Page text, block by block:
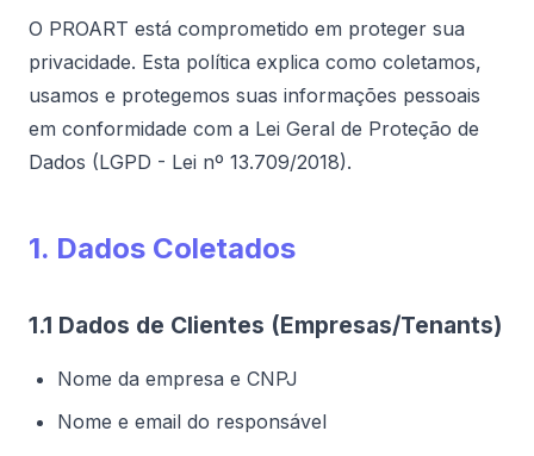
O PROART está comprometido em proteger sua
privacidade. Esta política explica como coletamos,
usamos e protegemos suas informações pessoais
em conformidade com a Lei Geral de Proteção de
Dados (LGPD - Lei nº 13.709/2018).
1. Dados Coletados
1.1 Dados de Clientes (Empresas/Tenants)
Nome da empresa e CNPJ
Nome e email do responsável